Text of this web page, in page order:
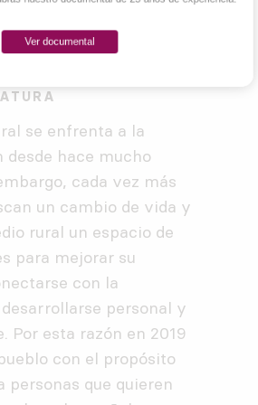
se enfrenta a la
desde hace mucho
cada vez más
un cambio de vida y
rural un espacio de
para mejorar su
con la
personal y
Por esta razón en 2019
con el propósito
personas que quieren
Ver documental